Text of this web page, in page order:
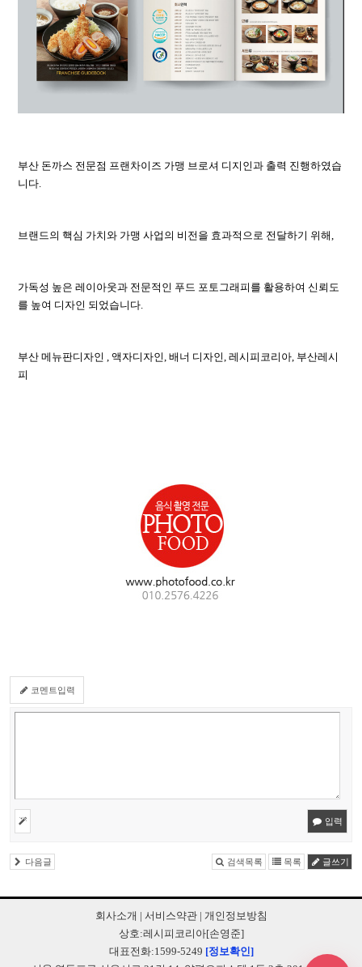
부산 돈까스 전문점 프랜차이즈 가맹 브로셔 디지인과 출력 진행하였습
니다.
브랜드의 핵심 가치와 가맹 사업의 비전을 효과적으로 전달하기 위해,
가독성 높은 레이아웃과 전문적인 푸드 포토그래피를 활용하여 신뢰도
를 높여 디자인 되었습니다.
부산 메뉴판디자인 , 액자디자인, 배너 디자인, 레시피코리아, 부산레시
피
코멘트입력
입력
다음글 검색목록 목록 글쓰기
회사소개 | 서비스약관| 개인정보방침
상호:레시피코리아[손영준]
대표전화:1599-5249 [정보확인]